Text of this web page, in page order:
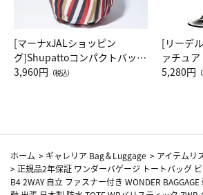
[マーナxJALショッピン
グ]Shupattoコンパクトバッグ
Drop JAL客室乗務員（LC）ス
3,960円 （税込）
[リーデ
ァチュ
ト（レッ
5,280円
ホーム > ギャレリア Bag＆Luggage > アイテムリ
> 正規品2年保証 ワンダーバゲージ トートバッグ
B4 2WAY 自立 ファスナー付き WONDER